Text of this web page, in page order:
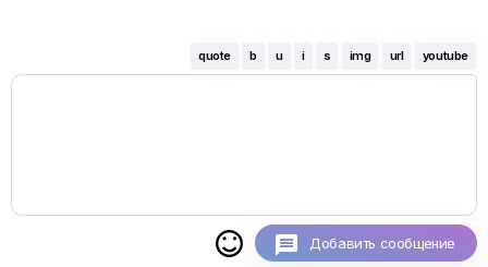
quote b u i s img url youtube
 Добавить сообщение